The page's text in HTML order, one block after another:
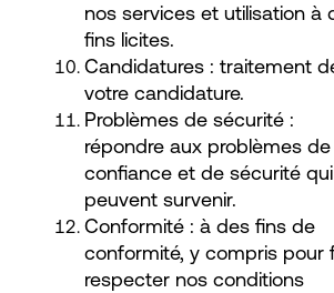
nos services et utilisation à
fins licites.
Candidatures : traitement
votre candidature.
Problèmes de sécurité :
répondre aux problèmes de
confiance et de sécurité qui
peuvent survenir.
Conformité : à des fins de
conformité, y compris pour
respecter nos conditions